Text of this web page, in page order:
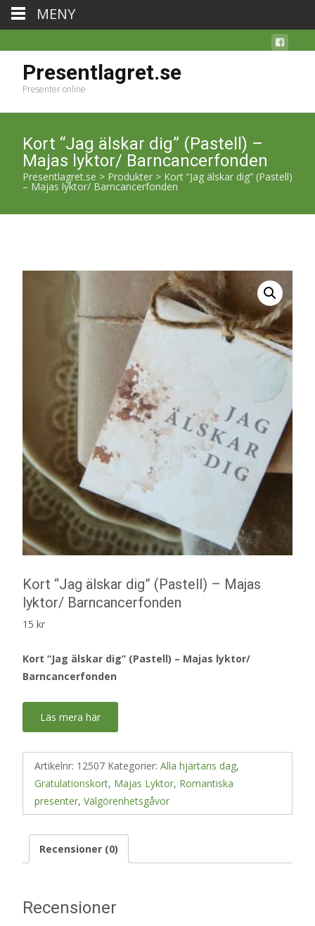
Presentlagret.se
Presenter online
Kort “Jag älskar dig” (Pastell) –
Majas lyktor/ Barncancerfonden
Presentlagret.se > Produkter > Kort “Jag älskar dig” (Pastell)
– Majas lyktor/ Barncancerfonden
Kort “Jag älskar dig” (Pastell) – Majas
lyktor/ Barncancerfonden
15 kr
Kort “Jag älskar dig” (Pastell) – Majas lyktor/
Barncancerfonden
Läs mera här
Artikelnr: 12507 Kategorier: Alla hjärtans dag,
Gratulationskort, Majas Lyktor, Romantiska
presenter, Välgörenhetsgåvor
Recensioner (0)
Recensioner
MENY